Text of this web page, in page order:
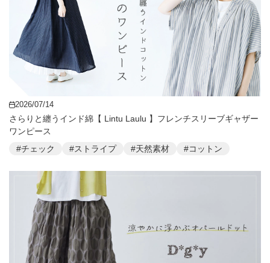
2026/07/14
さらりと纏うインド綿【 Lintu Laulu 】フレンチスリーブギャザー
ワンピース
#チェック
#ストライプ #天然素材 #コットン